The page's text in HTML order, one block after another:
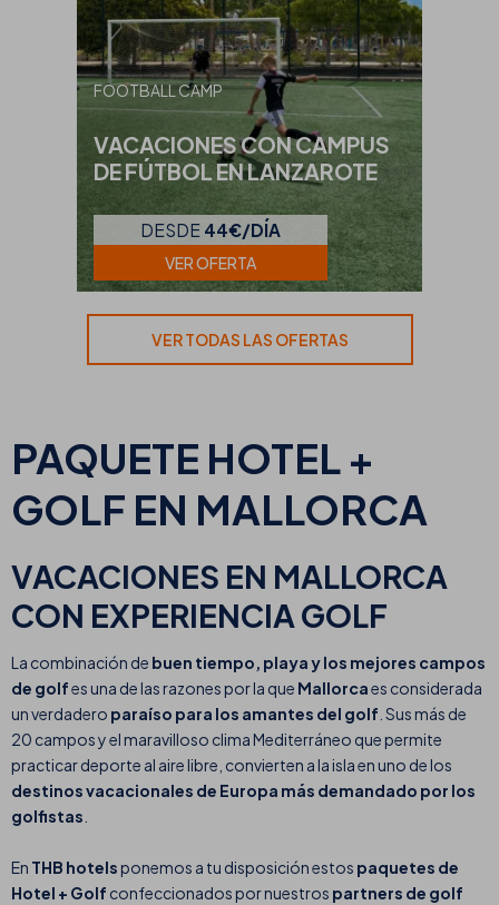
FOOTBALL CAMP
VACACIONES CON CAMPUS
DE FÚTBOL EN LANZAROTE
DESDE 44€/DÍA
VER OFERTA
VER TODAS LAS OFERTAS
PAQUETE HOTEL +
GOLF EN MALLORCA
VACACIONES EN MALLORCA
CON EXPERIENCIA GOLF
La combinación de buen tiempo, playa y los mejores campos
de golfes una de las razones por la que Mallorcaes considerada
un verdadero paraíso para los amantes del golf . Sus más de
20 campos y el maravilloso clima Mediterráneo que permite
practicar deporte al aire libre, convierten a la isla en uno de los
destinos vacacionales de Europa más demandado por los
golfistas
En THB hotelsponemos a tu disposición estos paquetes de
Hotel + Golf confeccionados por nuestros partners de golf